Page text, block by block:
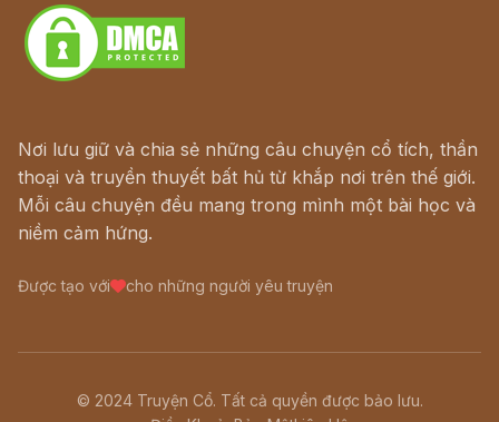
Nơi lưu giữ và chia sẻ những câu chuyện cổ tích, thần
thoại và truyền thuyết bất hủ từ khắp nơi trên thế giới.
Mỗi câu chuyện đều mang trong mình một bài học và
niềm cảm hứng.
Được tạo với cho những người yêu truyện
© 2024 Truyện Cổ. Tất cả quyền được bảo lưu.